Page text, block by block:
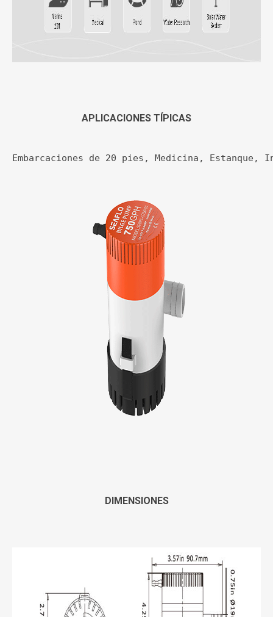
APLICACIONES TÍPICAS
Embarcaciones de 20 pies, Medicina,
DIMENSIONES